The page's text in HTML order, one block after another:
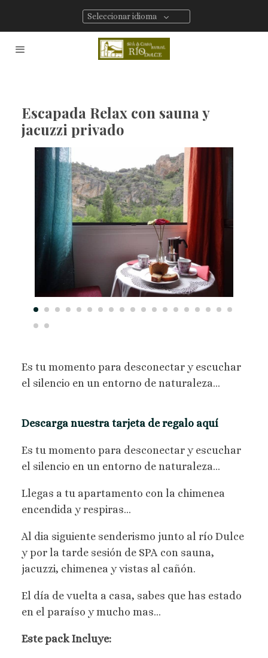
Seleccionar idioma
Escapada Relax con sauna y
jacuzzi privado
Es tu momento para desconectar y escuchar
el silencio en un entorno de naturaleza...
Descarga nuestra tarjeta de regalo aquí
Es tu momento para desconectar y escuchar
el silencio en un entorno de naturaleza...
Llegas a tu apartamento con la chimenea
encendida y respiras...
Al dia siguiente senderismo junto al río Dulce
y por la tarde sesión de SPA con sauna,
jacuzzi, chimenea y vistas al cañón.
El día de vuelta a casa, sabes que has estado
en el paraíso y mucho mas...
Este pack Incluye: